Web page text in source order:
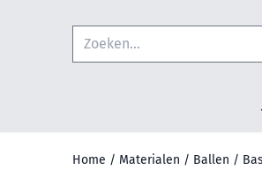
Zoeken
Home / Materialen / Ballen /